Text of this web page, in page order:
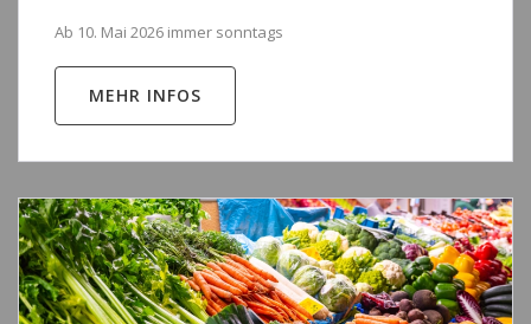
Ab 10. Mai 2026 immer sonntags
MEHR INFOS